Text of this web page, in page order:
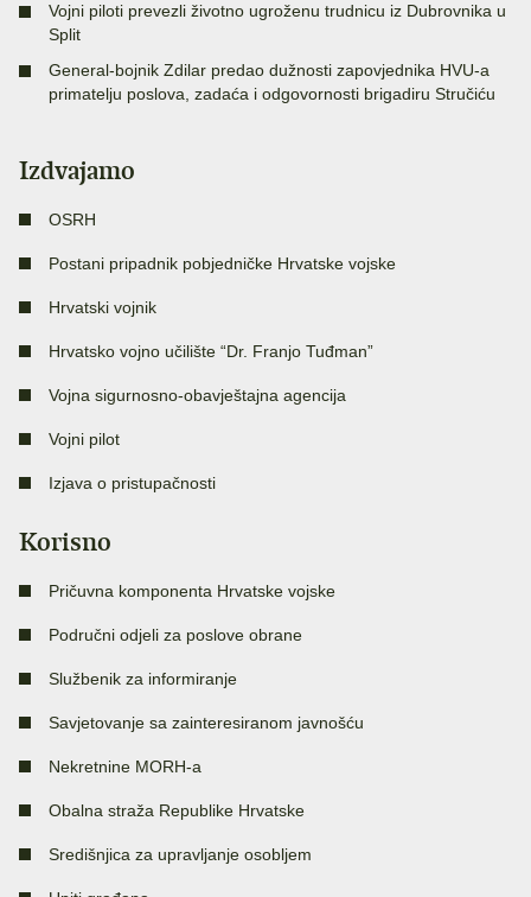
Vojni piloti prevezli životno ugroženu trudnicu iz Dubrovnika u
Split
General-bojnik Zdilar predao dužnosti zapovjednika HVU-a
primatelju poslova, zadaća i odgovornosti brigadiru Stručiću
Izdvajamo
OSRH
Postani pripadnik pobjedničke Hrvatske vojske
Hrvatski vojnik
Hrvatsko vojno učilište “Dr. Franjo Tuđman”
Vojna sigurnosno-obavještajna agencija
Vojni pilot
Izjava o pristupačnosti
Korisno
Pričuvna komponenta Hrvatske vojske
Područni odjeli za poslove obrane
Službenik za informiranje
Savjetovanje sa zainteresiranom javnošću
Nekretnine MORH-a
Obalna straža Republike Hrvatske
Središnjica za upravljanje osobljem